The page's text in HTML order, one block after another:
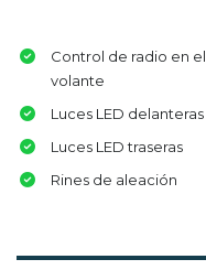
Control de radio en el
volante
Luces LED delanteras
Luces LED traseras
Rines de aleación